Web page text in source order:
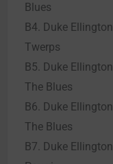
Blues
B4. Duke
Twerps
B5. Duke
The Blues
B6. Duke
The Blues
B7. Duke